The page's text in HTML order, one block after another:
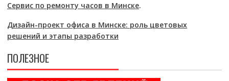
Сервис по ремонту часов в Минске.
Дизайн-проект офиса в Минске: роль цветовых
решений и этапы разработки
ПОЛЕЗНОЕ